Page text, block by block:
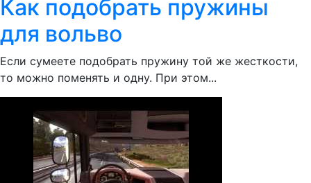
Как подобрать пружины
для вольво
Если сумеете подобрать пружину той же жесткости,
то можно поменять и одну. При этом...